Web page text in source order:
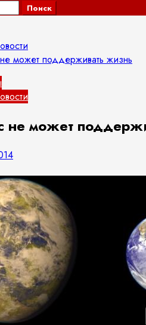
может поддерживать жизнь
не может